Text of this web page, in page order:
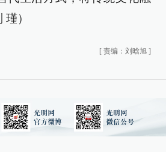
）
[ 责编：刘晗旭 ]